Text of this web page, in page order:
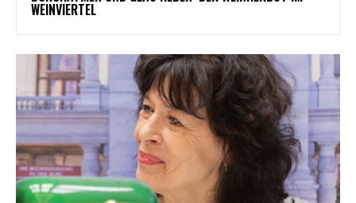
WEINVIERTEL